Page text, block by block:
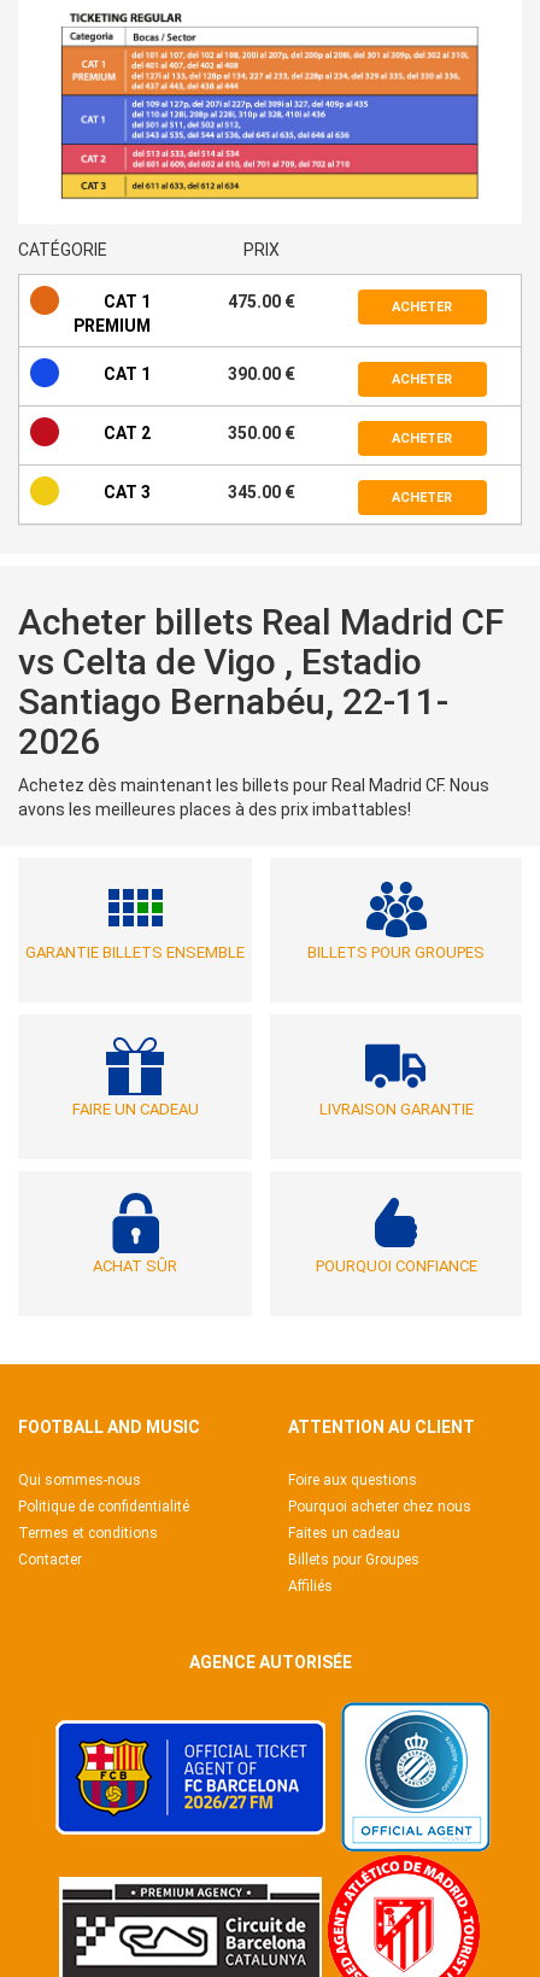
CATÉGORIE PRIX
CAT 1
PREMIUM
475.00 € ACHETER
CAT 1 390.00 € ACHETER
CAT 2 350.00 € ACHETER
CAT 3 345.00 € ACHETER
Acheter billets Real Madrid CF
vs Celta de Vigo , Estadio
Santiago Bernabéu, 22-11-
2026
Achetez dès maintenant les billets pour Real Madrid CF. Nous
avons les meilleures places à des prix imbattables!
GARANTIE BILLETS ENSEMBLE BILLETS POUR GROUPES
FAIRE UN CADEAU LIVRAISON GARANTIE
ACHAT SÛR POURQUOI CONFIANCE
FOOTBALL AND MUSIC
Qui sommes-nous
Politique de confidentialité
Termes et conditions
Contacter
ATTENTION AU CLIENT
Foire aux questions
Pourquoi acheter chez nous
Faites un cadeau
Billets pour Groupes
Affiliés
AGENCE AUTORISÉE